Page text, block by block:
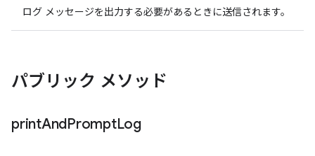
ログ メッセージを出力する必要があるときに送信されます。
パブリック メソッド
printAndPromptLog